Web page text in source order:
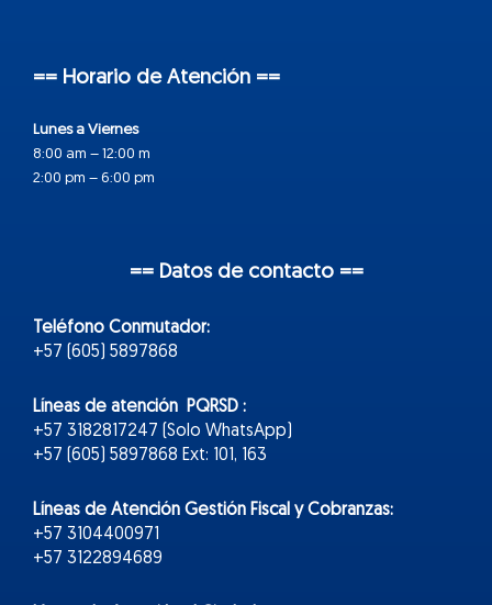
== Horario de Atención ==
Lunes a Viernes
8:00 am – 12:00 m
2:00 pm – 6:00 pm
== Datos de contacto ==
Teléfono Conmutador:
+57 (605) 5897868
Líneas de atención PQRSD :
+57 3182817247 (Solo WhatsApp)
+57 (605) 5897868 Ext: 101, 163
Líneas de Atención Gestión Fiscal y Cobranzas:
+57 3104400971
+57 3122894689